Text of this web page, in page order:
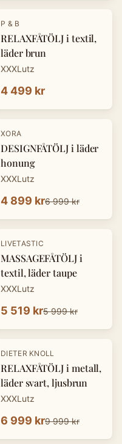
P & B
RELAXFÅTÖLJ i textil,
läder brun
XXXLutz
4 499 kr
-30%
XORA
DESIGNFÅTÖLJ i läder
honung
XXXLutz
4 899 kr6 999 kr
- 8%
LIVETASTIC
MASSAGEFÅTÖLJ i
textil, läder taupe
XXXLutz
5 519 kr5 999 kr
-30%
DIETER KNOLL
RELAXFÅTÖLJ i metall,
läder svart, ljusbrun
XXXLutz
6 999 kr9 999 kr